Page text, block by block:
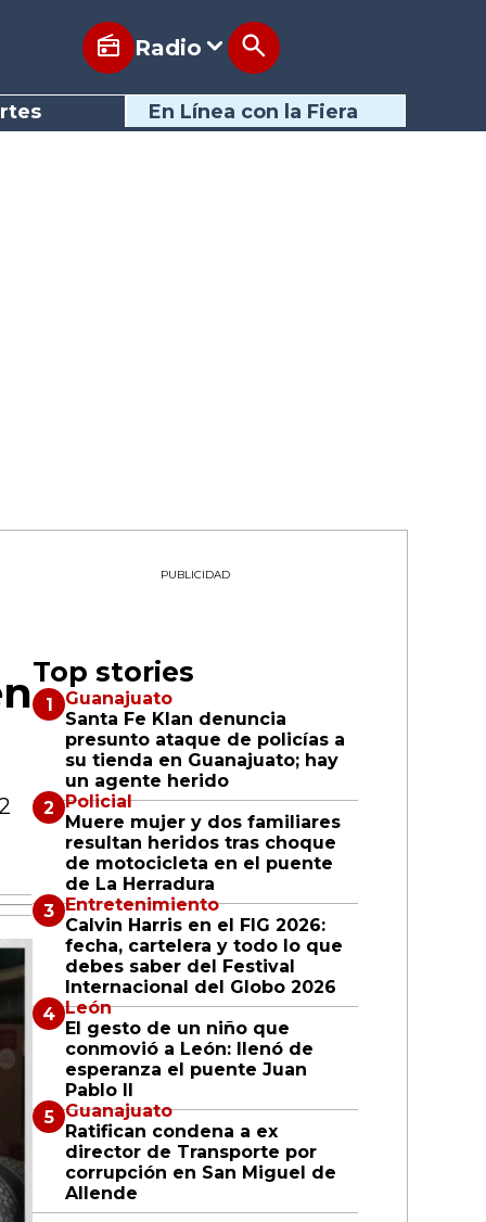
Radio
En Línea con la Fiera
PUBLICIDAD
Top stories
Guanajuato
Santa Fe Klan denuncia
presunto ataque de policías a
su tienda en Guanajuato; hay
un agente herido
Policial
Muere mujer y dos familiares
resultan heridos tras choque
de motocicleta en el puente
de La Herradura
Entretenimiento
Calvin Harris en el FIG 2026:
fecha, cartelera y todo lo que
debes saber del Festival
Internacional del Globo 2026
León
El gesto de un niño que
conmovió a León: llenó de
esperanza el puente Juan
Pablo II
Guanajuato
Ratifican condena a ex
director de Transporte por
corrupción en San Miguel de
Allende